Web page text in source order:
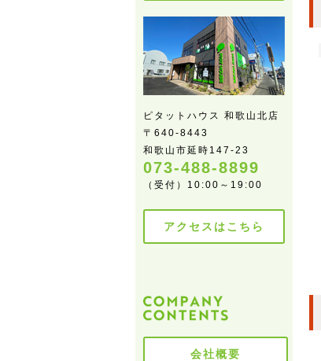
ピタットハウス 和歌山北店
〒640-8443
和歌山市延時147-23
073-488-8899
（受付）10:00～19:00
アクセスはこちら
会社概要